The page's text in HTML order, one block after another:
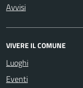
Avvisi
VIVERE IL COMUNE
Luoghi
Eventi